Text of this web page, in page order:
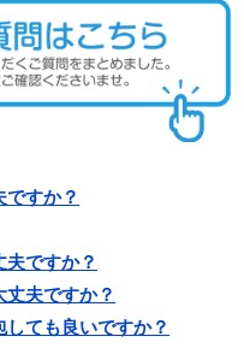
ですか？
ですか？
夫ですか？
ても良いですか？